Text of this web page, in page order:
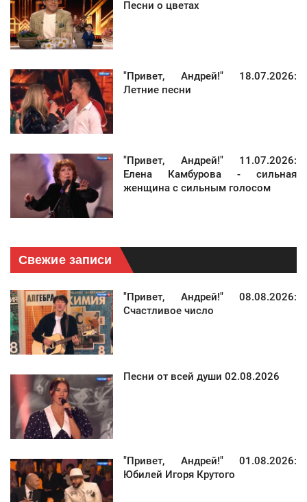
Свежие записи
"Привет, Андрей!" 08.08.2026:
Счастливое число
Песни от всей души 02.08.2026
"Привет, Андрей!" 01.08.2026:
Юбилей Игоря Крутого
Песни о цветах
"Привет, Андрей!" 18.07.2026:
Летние песни
"Привет, Андрей!" 11.07.2026:
Елена Камбурова - сильная
женщина с сильным голосом